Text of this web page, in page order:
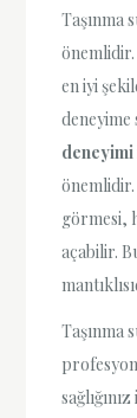
Taşınma
önemlidir.
en iyi
deneyime
deneyimi
önemlidir.
görmesi,
açabilir.
Taşınma